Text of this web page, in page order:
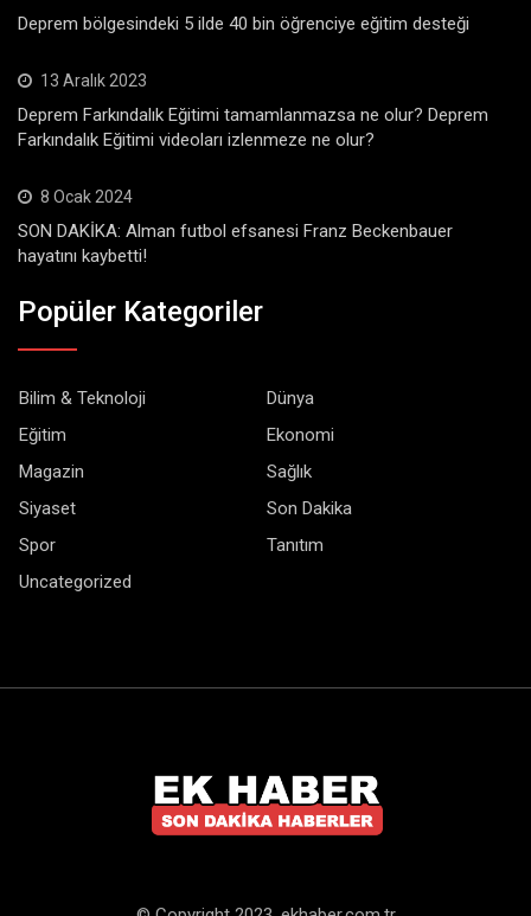
Deprem bölgesindeki 5 ilde 40 bin öğrenciye eğitim desteği
13 Aralık 2023
Deprem Farkındalık Eğitimi tamamlanmazsa ne olur? Deprem
Farkındalık Eğitimi videoları izlenmeze ne olur?
8 Ocak 2024
SON DAKİKA: Alman futbol efsanesi Franz Beckenbauer
hayatını kaybetti!
Popüler Kategoriler
Bilim & Teknoloji
Dünya
Eğitim
Ekonomi
Magazin
Sağlık
Siyaset
Son Dakika
Spor
Tanıtım
Uncategorized